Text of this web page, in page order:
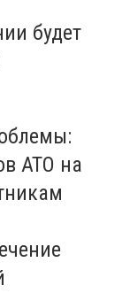
будет
АТО на